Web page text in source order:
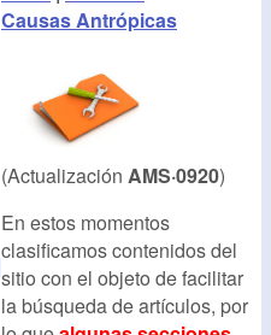
Causas Antrópicas
(Actualización AMS·0920)
En estos momentos
clasificamos contenidos del
sitio con el objeto de facilitar
la búsqueda de artículos, por